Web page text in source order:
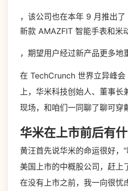
，该公司也在本年 9 月推出了
新款 AMAZFIT 智能手表和米
，期望用户经过新产品更多地
在 TechCrunch 世界立异峰
上，华米科技创始人、董事长
现场，和咱们一同聊了聊可穿
华米在上市前后有什
黄汪首先说华米的命运很好，
美国上市的中概股公司，赶上
在没有上市之前，我一向很忧